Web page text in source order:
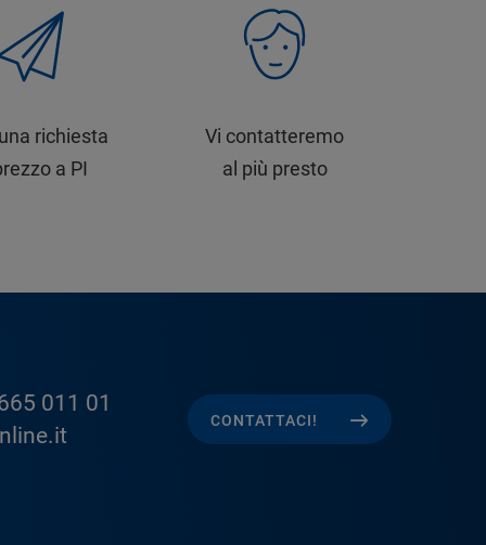
richiesta
a PI
Vi contatteremo
al più presto
011 01
CONTATTACI!